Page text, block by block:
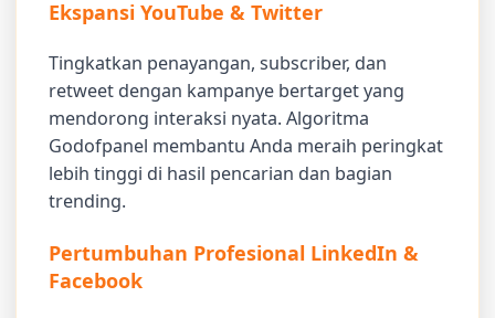
Ekspansi YouTube & Twitter
Tingkatkan penayangan, subscriber, dan
retweet dengan kampanye bertarget yang
mendorong interaksi nyata. Algoritma
Godofpanel membantu Anda meraih peringkat
lebih tinggi di hasil pencarian dan bagian
trending.
Pertumbuhan Profesional LinkedIn &
Facebook